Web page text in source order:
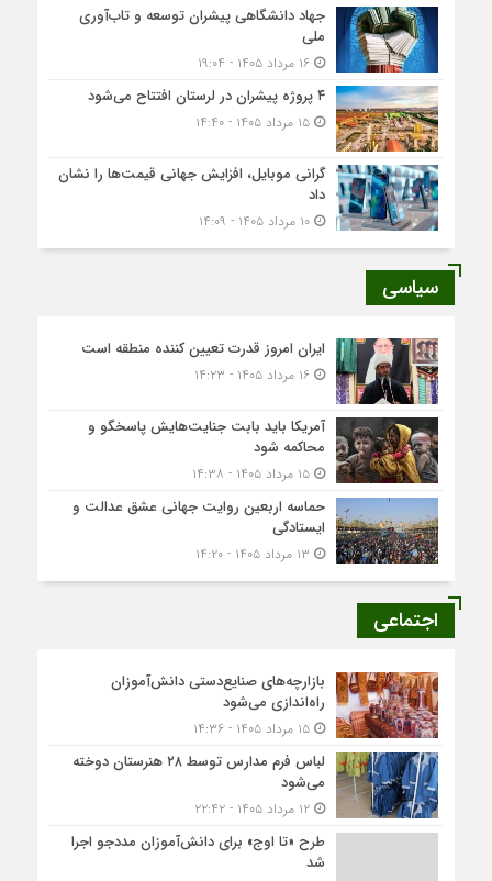
جهاد دانشگاهی پیشران توسعه و تاب‌آوری
ملی
۱۶ مرداد ۱۴۰۵ - ۱۹:۰۴
۴ پروژه پیشران در لرستان افتتاح می‌شود
۱۵ مرداد ۱۴۰۵ - ۱۴:۴۰
گرانی موبایل، افزایش جهانی قیمت‌ها را نشان
داد
۱۰ مرداد ۱۴۰۵ - ۱۴:۰۹
سیاسی
ایران امروز قدرت تعیین کننده منطقه است
۱۶ مرداد ۱۴۰۵ - ۱۴:۲۳
آمریکا باید بابت جنایت‌هایش پاسخگو و
محاکمه شود
۱۵ مرداد ۱۴۰۵ - ۱۴:۳۸
حماسه اربعین روایت جهانی عشق عدالت و
ایستادگی
اجتماعی
بازارچه‌های صنایع‌دستی دانش‌آموزان
راه‌اندازی می‌شود
۱۵ مرداد ۱۴۰۵ - ۱۴:۳۶
لباس فرم مدارس توسط ۲۸ هنرستان‌ دوخته
می‌شود
۱۲ مرداد ۱۴۰۵ - ۲۲:۴۲
طرح «تا اوج» برای دانش‌آموزان مددجو اجرا
شد